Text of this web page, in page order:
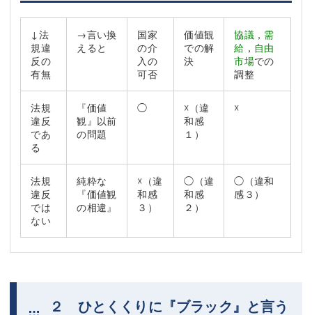
↓法
規違
反の
有無
→言い換
えると
国家
の介
入の
可否
価値観
での解
決
協議 ， 需
給 ， 自由
市場での
調整
法規
違反
であ
る
『価値
観』以前
の問題
◯
☓（違
和感
１）
☓
法規
違反
では
ない
純粋な
『価値観
の相違』
☓（違
和感
３）
◯（違
和感
２）
◯（違和
感３）
２ ひとくくりに『ブラック』と言う